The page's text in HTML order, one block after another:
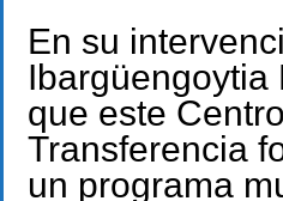
En su
Ibargüengoytia
que este
Transferencia
un programa